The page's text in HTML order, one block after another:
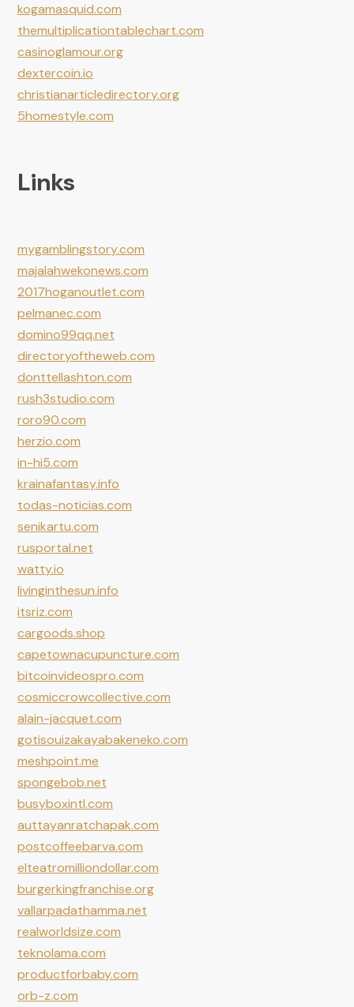
kogamasquid.com
themultiplicationtablechart.com
casinoglamour.org
dextercoin.io
christianarticledirectory.org
5homestyle.com
Links
mygamblingstory.com
majalahwekonews.com
2017hoganoutlet.com
pelmanec.com
domino99qq.net
directoryoftheweb.com
donttellashton.com
rush3studio.com
roro90.com
herzio.com
in-hi5.com
krainafantasy.info
todas-noticias.com
senikartu.com
rusportal.net
watty.io
livinginthesun.info
itsriz.com
cargoods.shop
capetownacupuncture.com
bitcoinvideospro.com
cosmiccrowcollective.com
alain-jacquet.com
gotisouizakayabakeneko.com
meshpoint.me
spongebob.net
busyboxintl.com
auttayanratchapak.com
postcoffeebarva.com
elteatromilliondollar.com
burgerkingfranchise.org
vallarpadathamma.net
realworldsize.com
teknolama.com
productforbaby.com
orb-z.com